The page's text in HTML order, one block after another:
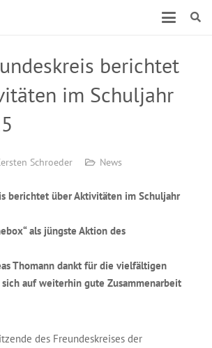
berichtet
im Schuljahr
Schroeder News
berichtet über Aktivitäten im Schuljahr
als jüngste Aktion des
Thomann dankt für die vielfältigen
auf weiterhin gute Zusammenarbeit
des Freundeskreises der